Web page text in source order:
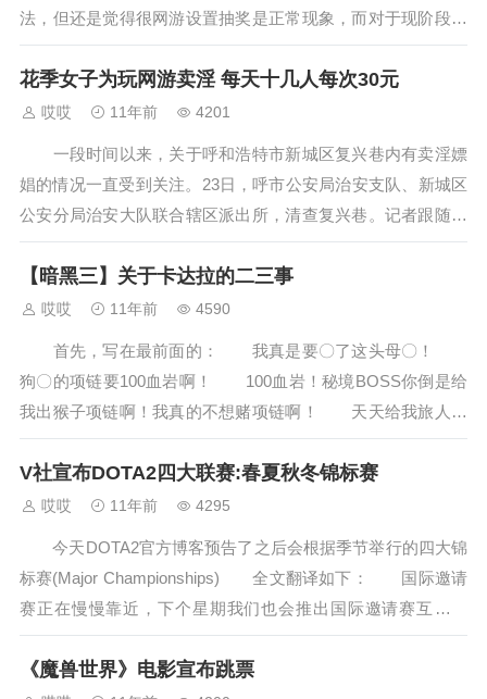
法，但还是觉得很网游设置抽奖是正常现象，而对于现阶段的
网游是否实行分级管理也是备受争议，引社...
花季女子为玩网游卖淫 每天十几人每次30元
哎哎 11年前 4201
一段时间以来，关于呼和浩特市新城区复兴巷内有卖淫嫖
娼的情况一直受到关注。23日，呼市公安局治安支队、新城区
公安分局治安大队联合辖区派出所，清查复兴巷。记者跟随前
往，目睹了两名卖淫女的被抓过程。 ...
【暗黑三】关于卡达拉的二三事
哎哎 11年前 4590
首先，写在最前面的： 我真是要〇了这头母〇！
狗〇的项链要100血岩啊！ 100血岩！秘境BOSS你倒是给
我出猴子项链啊！我真的不想赌项链啊！ 天天给我旅人项
链干什么！我的豆角居然已经开了...
V社宣布DOTA2四大联赛:春夏秋冬锦标赛
哎哎 11年前 4295
今天DOTA2官方博客预告了之后会根据季节举行的四大锦
标赛(Major Championships) 全文翻译如下： 国际邀请
赛正在慢慢靠近，下个星期我们也会推出国际邀请赛互动指
南，同时也会有...
《魔兽世界》电影宣布跳票